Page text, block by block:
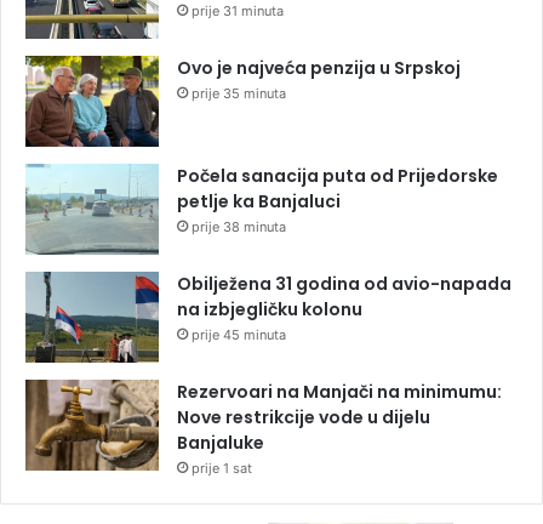
prije 31 minuta
Ovo je najveća penzija u Srpskoj
prije 35 minuta
Počela sanacija puta od Prijedorske
petlje ka Banjaluci
prije 38 minuta
Obilježena 31 godina od avio-napada
na izbjegličku kolonu
prije 45 minuta
Rezervoari na Manjači na minimumu:
Nove restrikcije vode u dijelu
Banjaluke
prije 1 sat